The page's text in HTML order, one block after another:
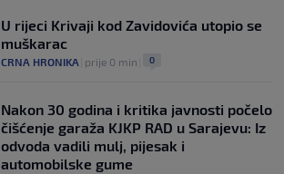
trener u historiji i jedan od najplaćenijih
selektora svijeta
U rijeci Krivaji kod Zavidovića utopio se
muškarac
CRNA HRONIKA prije 0 min 0
Nakon 30 godina i kritika javnosti počelo
čišćenje garaža KJKP RAD u Sarajevu: Iz
odvoda vadili mulj, pijesak i
automobilske gume